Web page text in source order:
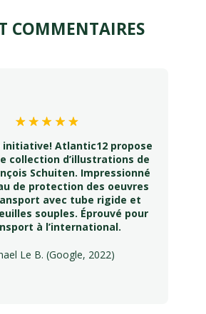
COMMENTAIRES
initiative! Atlantic12 propose
collection d’illustrations de
Schuiten. Impressionné
de protection des oeuvres
avec tube rigide et
souples. Éprouvé pour
à l’international.
Le B. (Google, 2022)